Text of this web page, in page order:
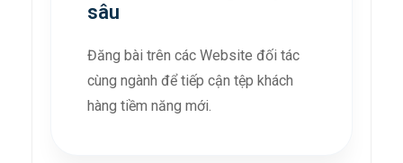
sâu
Đăng bài trên các Website đối tác
cùng ngành để tiếp cận tệp khách
hàng tiềm năng mới.